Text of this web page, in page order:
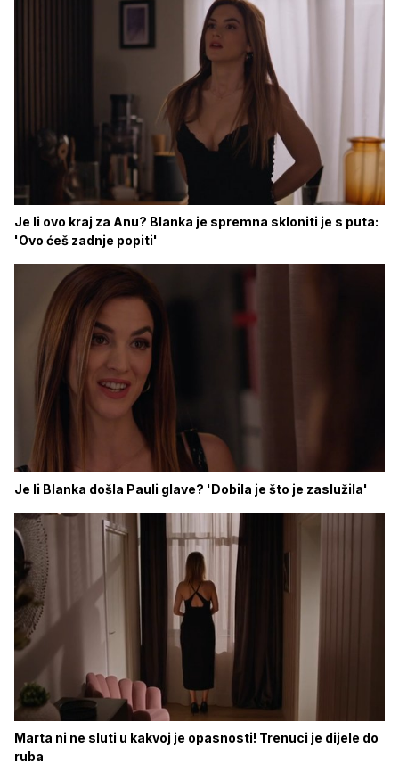
Je li ovo kraj za Anu? Blanka je spremna skloniti je s puta:
'Ovo ćeš zadnje popiti'
Je li Blanka došla Pauli glave? 'Dobila je što je zaslužila'
Marta ni ne sluti u kakvoj je opasnosti! Trenuci je dijele do
ruba